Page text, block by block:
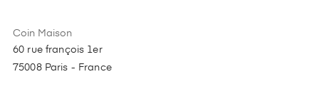
Coin Maison
60 rue françois 1er
75008 Paris - France